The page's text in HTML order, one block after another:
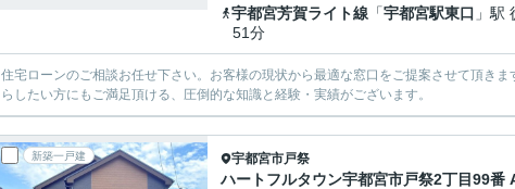
宇都宮芳賀ライト線 「宇都宮駅東口 」駅
51分
住宅ローンのご相談お任せ下さい。お客様の現状から最適な窓口をご提案させて頂き
らしたい方にもご満足頂ける、圧倒的な知識と経験・実績がございます。
新築一戸建 宇都宮市戸祭
ハートフルタウン宇都宮市戸祭2丁目99番